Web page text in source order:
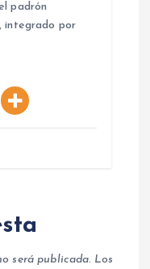
padrón
integrado por
será publicada. Los